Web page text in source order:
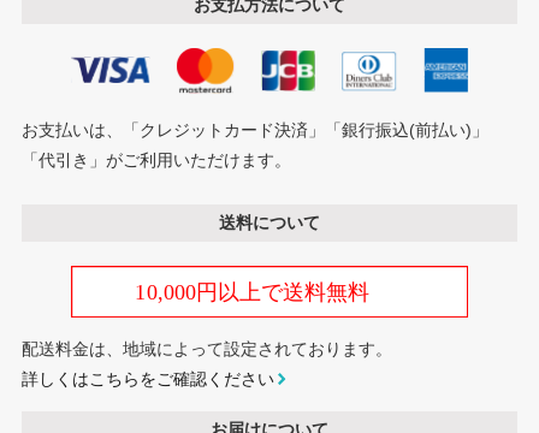
お支払方法について
お支払いは、「クレジットカード決済」「銀行振込(前払い)」
「代引き」がご利用いただけます。
送料について
配送料金は、地域によって設定されております。
詳しくはこちらをご確認ください
お届けについて